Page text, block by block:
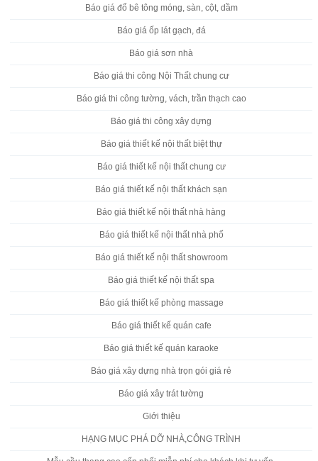
Báo giá đổ bê tông móng, sàn, cột, dầm
Báo giá ốp lát gạch, đá
Báo giá sơn nhà
Báo giá thi công Nội Thất chung cư
Báo giá thi công tường, vách, trần thạch cao
Báo giá thi công xây dựng
Báo giá thiết kế nội thất biệt thự
Báo giá thiết kế nội thất chung cư
Báo giá thiết kế nội thất khách sạn
Báo giá thiết kế nội thất nhà hàng
Báo giá thiết kế nội thất nhà phố
Báo giá thiết kế nội thất showroom
Báo giá thiết kế nội thất spa
Báo giá thiết kế phòng massage
Báo giá thiết kế quán cafe
Báo giá thiết kế quán karaoke
Báo giá xây dựng nhà trọn gói giá rẻ
Báo giá xây trát tường
Giới thiệu
HẠNG MỤC PHÁ DỠ NHÀ,CÔNG TRÌNH